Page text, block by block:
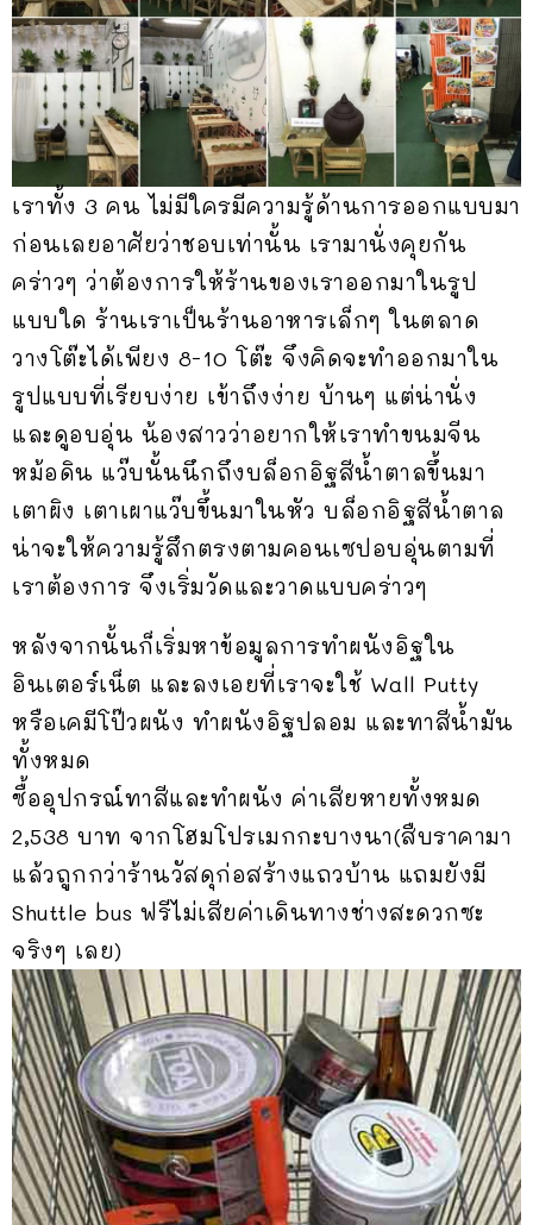
เราทั้ง 3 คน ไม่มีใครมีความรู้ด้านการออกแบบมา
ก่อนเลยอาศัยว่าชอบเท่านั้น เรามานั่งคุยกัน
คร่าวๆ ว่าต้องการให้ร้านของเราออกมาในรูป
แบบใด ร้านเราเป็นร้านอาหารเล็กๆ ในตลาด
วางโต๊ะได้เพียง 8-10 โต๊ะ จึงคิดจะทำออกมาใน
รูปแบบที่เรียบง่าย เข้าถึงง่าย บ้านๆ แต่น่านั่ง
และดูอบอุ่น น้องสาวว่าอยากให้เราทำขนมจีน
หม้อดิน แว๊บนั้นนึกถึงบล็อกอิฐสีน้ำตาลขึ้นมา
เตาผิง เตาเผาแว๊บขึ้นมาในหัว บล็อกอิฐสีน้ำตาล
น่าจะให้ความรู้สึกตรงตามคอนเซปอบอุ่นตามที่
เราต้องการ จึงเริ่มวัดและวาดแบบคร่าวๆ
หลังจากนั้นก็เริ่มหาข้อมูลการทำผนังอิฐใน
อินเตอร์เน็ต และลงเอยที่เราจะใช้ Wall Putty
หรือเคมีโป๊วผนัง ทำผนังอิฐปลอม และทาสีน้ำมัน
ทั้งหมด
ซื้ออุปกรณ์ทาสีและทำผนัง ค่าเสียหายทั้งหมด
2,538 บาท จากโฮมโปรเมกกะบางนา(สืบราคามา
แล้วถูกกว่าร้านวัสดุก่อสร้างแถวบ้าน แถมยังมี
Shuttle bus ฟรีไม่เสียค่าเดินทางช่างสะดวกซะ
จริงๆ เลย)